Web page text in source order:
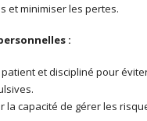
et minimiser les pertes.
:
patient et discipliné pour
la capacité de gérer les